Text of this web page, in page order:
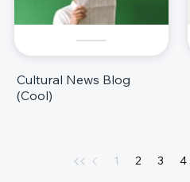
Cultural News Blog
(Cool)
1 2 3 4